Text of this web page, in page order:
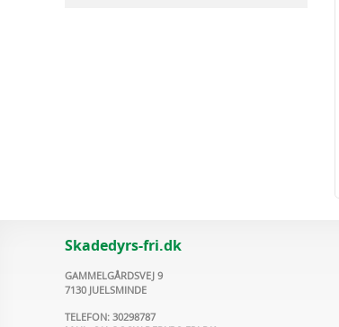
Skadedyrs-fri.dk
GAMMELGÅRDSVEJ 9
7130 JUELSMINDE
TELEFON: 30298787